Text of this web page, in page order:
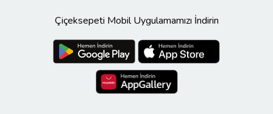
Çiçeksepeti Mobil Uygulamamızı İndirin